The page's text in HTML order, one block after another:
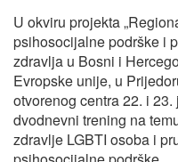
U okviru projekta
psihosocijalne podrške i
zdravlja u Bosni i
Evropske unije, u
otvorenog centra 22. i
dvodnevni trening na
zdravlje LGBTI osoba i